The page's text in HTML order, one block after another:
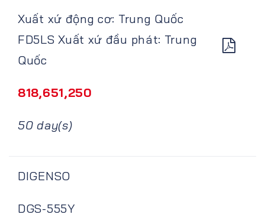
Xuất xứ động cơ: Trung Quốc
FD5LS Xuất xứ đầu phát: Trung
Quốc
818,651,250
50 day(s)
DIGENSO
DGS-555Y